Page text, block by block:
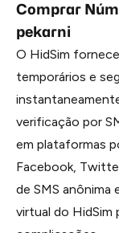
Comprar
pekarni
O HidSim
temporários e
verificação por
em plataformas
Facebook,
de SMS
virtual do HidSim